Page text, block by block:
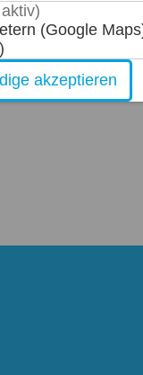
(Google
akzeptieren